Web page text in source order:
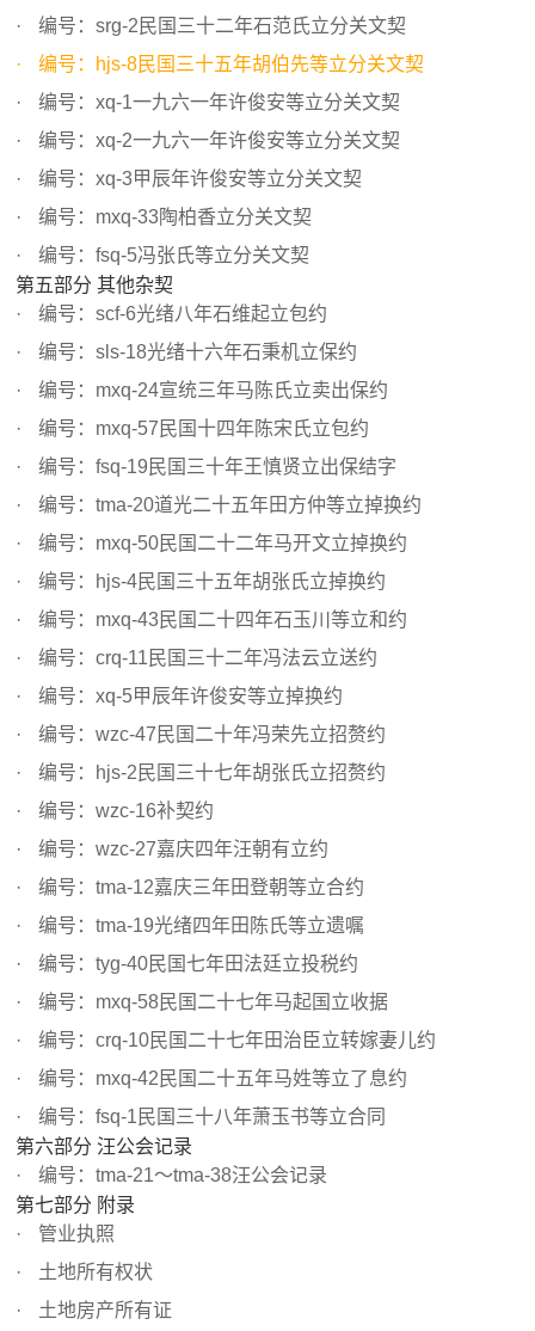
编号：srg-2民国三十二年石范氏立分关文契
编号：hjs-8民国三十五年胡伯先等立分关文契
编号：xq-1一九六一年许俊安等立分关文契
编号：xq-2一九六一年许俊安等立分关文契
编号：xq-3甲辰年许俊安等立分关文契
编号：mxq-33陶柏香立分关文契
编号：fsq-5冯张氏等立分关文契
第五部分 其他杂契
编号：scf-6光绪八年石维起立包约
编号：sls-18光绪十六年石秉机立保约
编号：mxq-24宣统三年马陈氏立卖出保约
编号：mxq-57民国十四年陈宋氏立包约
编号：fsq-19民国三十年王慎贤立出保结字
编号：tma-20道光二十五年田方仲等立掉换约
编号：mxq-50民国二十二年马开文立掉换约
编号：hjs-4民国三十五年胡张氏立掉换约
编号：mxq-43民国二十四年石玉川等立和约
编号：crq-11民国三十二年冯法云立送约
编号：xq-5甲辰年许俊安等立掉换约
编号：wzc-47民国二十年冯荣先立招赘约
编号：hjs-2民国三十七年胡张氏立招赘约
编号：wzc-16补契约
编号：wzc-27嘉庆四年汪朝有立约
编号：tma-12嘉庆三年田登朝等立合约
编号：tma-19光绪四年田陈氏等立遗嘱
编号：tyg-40民国七年田法廷立投税约
编号：mxq-58民国二十七年马起国立收据
编号：crq-10民国二十七年田治臣立转嫁妻儿约
编号：mxq-42民国二十五年马姓等立了息约
编号：fsq-1民国三十八年萧玉书等立合同
第六部分 汪公会记录
编号：tma-21～tma-38汪公会记录
第七部分 附录
管业执照
土地所有权状
土地房产所有证